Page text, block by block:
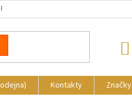
REKLAMACE
Kontakty
Značky